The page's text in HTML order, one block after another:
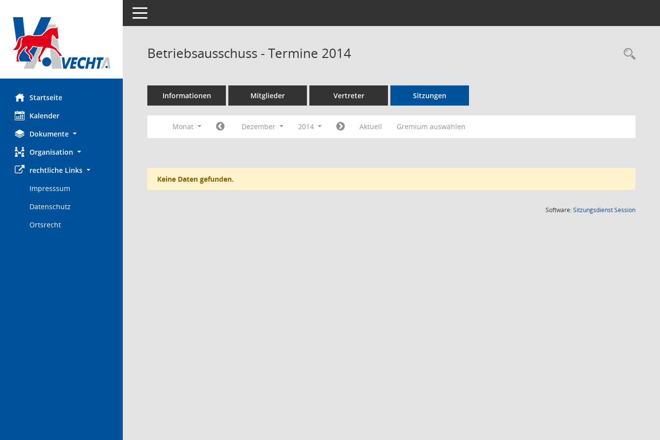
Startseite
Kalender
Dokumente
Organisation
rechtliche Links
Impresssum
Datenschutz
Ortsrecht
Toggle navigation
Betriebsausschuss - Termine 2014
Informationen Mitglieder Vertreter Sitzungen
Monat Dezember 2014 Aktuell Gremium auswählen
Keine Daten gefunden.
Software:SitzungsdienstSession(Wird in